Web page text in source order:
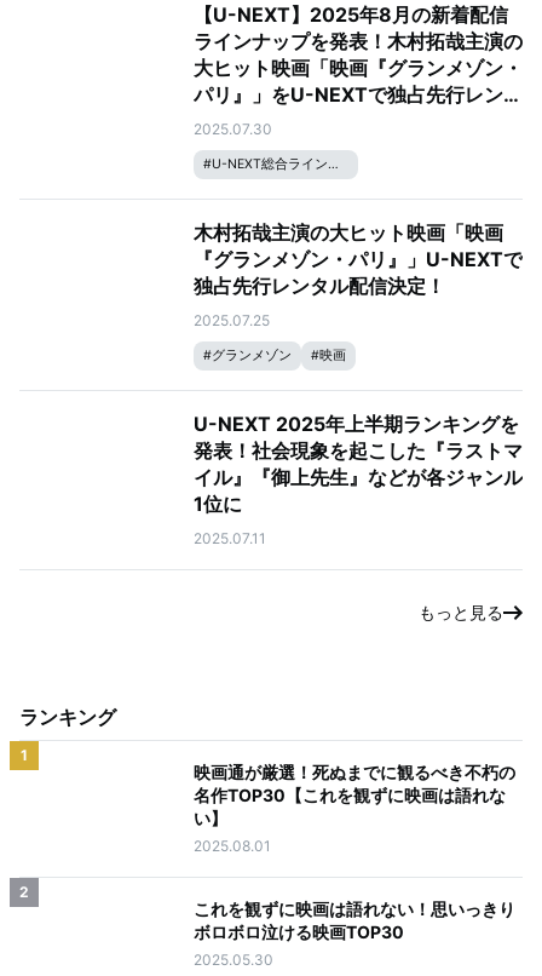
【U-NEXT】2025年8月の新着配信
ラインナップを発表！木村拓哉主演の
大ヒット映画「映画『グランメゾン・
パリ』」をU-NEXTで独占先行レンタ
ル配信
2025.07.30
#U-NEXT総合ラインナップ
木村拓哉主演の大ヒット映画「映画
『グランメゾン・パリ』」U-NEXTで
独占先行レンタル配信決定！
2025.07.25
#グランメゾン #映画
U-NEXT 2025年上半期ランキングを
発表！社会現象を起こした『ラストマ
イル』『御上先生』などが各ジャンル
1位に
2025.07.11
もっと見る
ランキング
1
映画通が厳選！死ぬまでに観るべき不朽の
名作TOP30【これを観ずに映画は語れな
い】
2025.08.01
2
これを観ずに映画は語れない！思いっきり
ボロボロ泣ける映画TOP30
2025.05.30